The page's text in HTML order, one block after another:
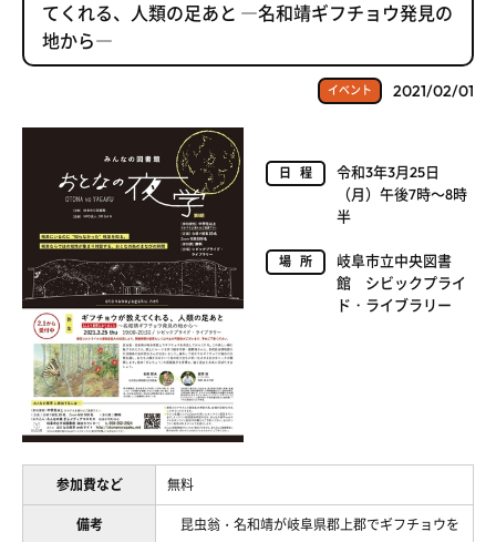
てくれる、人類の足あと ―名和靖ギフチョウ発見の
地から―
イベント 2021/02/01
日程
令和3年3月25日
（月）午後7時～8時
半
場所
岐阜市立中央図書
館 シビックプライ
ド・ライブラリー
参加費など 無料
備考
昆虫翁・名和靖が岐阜県郡上郡でギフチョウを